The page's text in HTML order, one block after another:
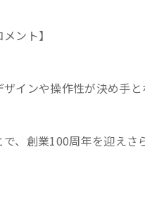
ント】
インや操作性が決め手
、創業100周年を迎えさ